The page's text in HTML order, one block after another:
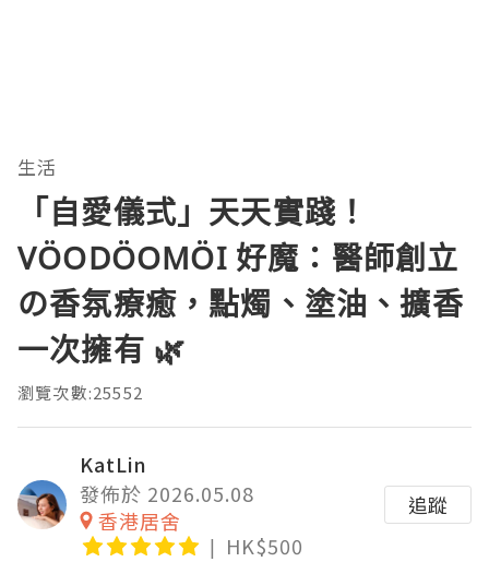
生活
「自愛儀式」天天實踐！
VÖODÖOMÖI 好魔：醫師創立
の香氛療癒，點燭、塗油、擴香
一次擁有 🌿
瀏覽次數:25552
KatLin
發佈於 2026.05.08
香港居舍
HK$500
追蹤